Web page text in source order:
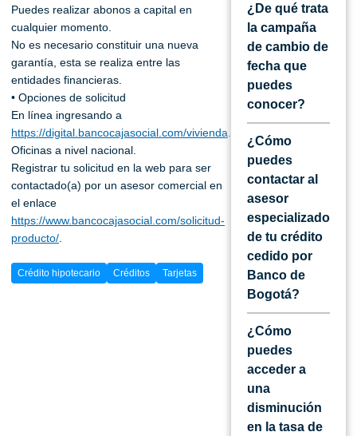
Puedes realizar abonos a capital en
cualquier momento.
No es necesario constituir una nueva
garantía, esta se realiza entre las
entidades financieras.
• Opciones de solicitud
En línea ingresando a
https://digital.bancocajasocial.com/vivienda
Oficinas a nivel nacional.
Registrar tu solicitud en la web para ser
contactado(a) por un asesor comercial en
el enlace
https://www.bancocajasocial.com/solicitud-
producto/
Crédito hipotecario Créditos Tarjetas
¿De qué trata
la campaña
de cambio de
fecha que
puedes
conocer?
¿Cómo
puedes
contactar al
asesor
especializado
de tu crédito
cedido por
Banco de
Bogotá?
¿Cómo
puedes
acceder a
una
disminución
en la tasa de